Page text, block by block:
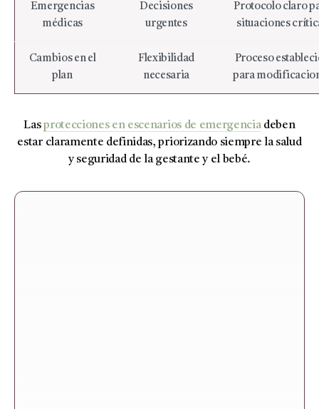
Emergencias
médicas
Decisiones
urgentes
Protocolo claro
situaciones
Cambios en el
plan
Flexibilidad
necesaria
Proceso
para
Lasprotecciones en escenarios de emergenciadeben
estar claramente definidas, priorizando siempre la salud
y seguridad de la gestante y el bebé.